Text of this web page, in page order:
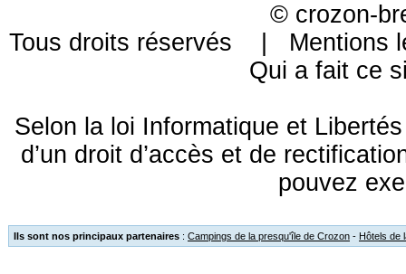
© crozon-
Tous droits réservés | Mentions
Qui a fait ce
Selon la loi Informatique et
d’un droit d’accès et de
pouvez
Ils sont nos principaux partenaires : Campings de la presqu'île de Crozon - Hôtels de